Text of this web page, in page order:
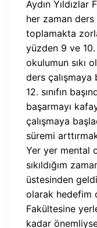
Aydın
her zaman
toplamakta
yüzden 9 ve 10.
okulumun sıkı
ders çalışmaya
12. sınıfın
başarmayı
çalışmaya
süremi
Yer yer mental
sıkıldığım
üstesinden
olarak hedefim
Fakültesine
kadar